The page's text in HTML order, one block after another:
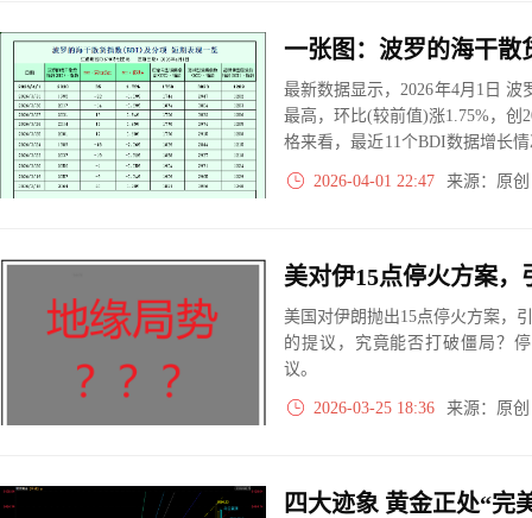
最新数据显示，2026年4月1日
最高，环比(较前值)涨1.75%，创
格来看，最近11个BDI数据增长
0次。
2026-04-01 22:47 来源：原
美对伊15点停火方案，
美国对伊朗抛出15点停火方案，
的提议，究竟能否打破僵局？
议。
2026-03-25 18:36 来源：原
四大迹象 黄金正处“完